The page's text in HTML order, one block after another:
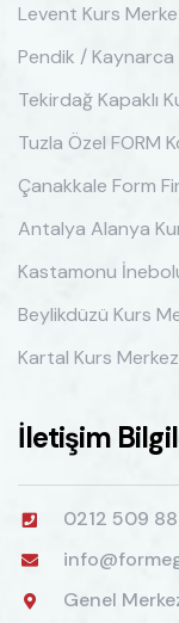
Levent Kurs
Pendik / Kaynarca
Tekirdağ Kapaklı
Tuzla Özel FORM
Çanakkale Form
Antalya Alanya
Kastamonu
Beylikdüzü Kurs
Kartal Kurs
İletişim
0212 509 88
Genel